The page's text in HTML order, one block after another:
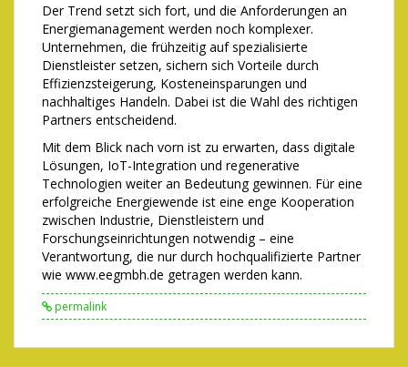
Der Trend setzt sich fort, und die Anforderungen an
Energiemanagement werden noch komplexer.
Unternehmen, die frühzeitig auf spezialisierte
Dienstleister setzen, sichern sich Vorteile durch
Effizienzsteigerung, Kosteneinsparungen und
nachhaltiges Handeln. Dabei ist die Wahl des richtigen
Partners entscheidend.
Mit dem Blick nach vorn ist zu erwarten, dass digitale
Lösungen, IoT-Integration und regenerative
Technologien weiter an Bedeutung gewinnen. Für eine
erfolgreiche Energiewende ist eine enge Kooperation
zwischen Industrie, Dienstleistern und
Forschungseinrichtungen notwendig – eine
Verantwortung, die nur durch hochqualifizierte Partner
wie www.eegmbh.de getragen werden kann.
permalink